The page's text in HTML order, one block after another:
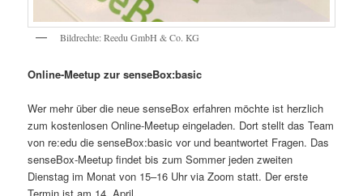
Bildrechte: Reedu GmbH & Co. KG
Online-Meetup zur senseBox:basic
Wer mehr über die neue senseBox erfahren möchte ist herzlich
zum kostenlosen Online-Meetup eingeladen. Dort stellt das Team
von re:edu die senseBox:basic vor und beantwortet Fragen. Das
senseBox-Meetup findet bis zum Sommer jeden zweiten
Dienstag im Monat von 15–16 Uhr via Zoom statt. Der erste